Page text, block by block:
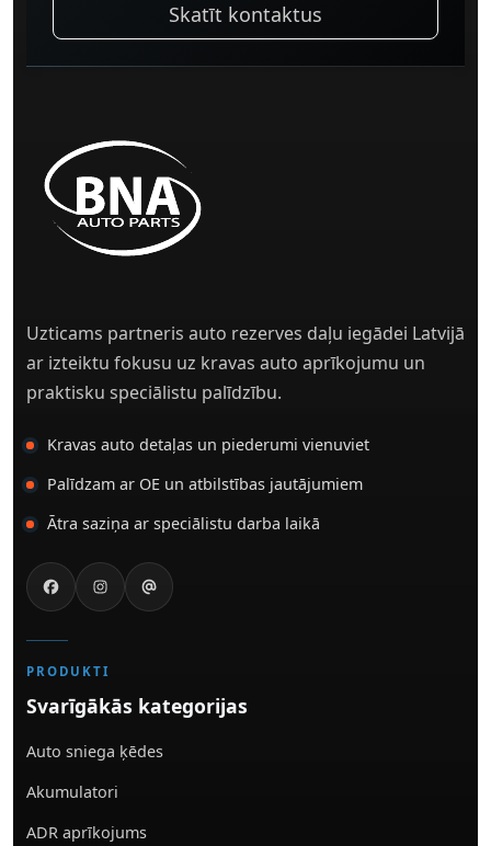
Skatīt kontaktus
Uzticams partneris auto rezerves daļu iegādei Latvijā
ar izteiktu fokusu uz kravas auto aprīkojumu un
praktisku speciālistu palīdzību.
Kravas auto detaļas un piederumi vienuviet
Palīdzam ar OE un atbilstības jautājumiem
Ātra saziņa ar speciālistu darba laikā
PRODUKTI
Svarīgākās kategorijas
Auto sniega ķēdes
Akumulatori
ADR aprīkojums